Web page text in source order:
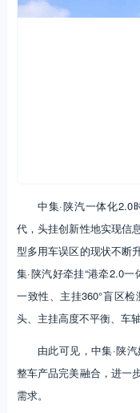
中集·陕汽一体化2.0
代，头挂创新性地实现信
型多用车误区的现状不断
集·陕汽好牵挂“港牵2.0
一致性、主挂360°盲区
头、主挂高度不平衡、车
由此可见，中集·陕
整车产品完美融合，进一
需求。